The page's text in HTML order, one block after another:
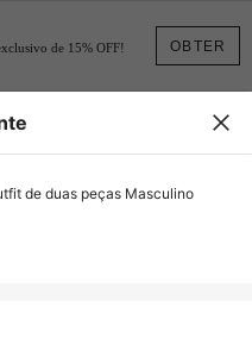
OBTER
de 15% OFF!
de duas peças Masculino